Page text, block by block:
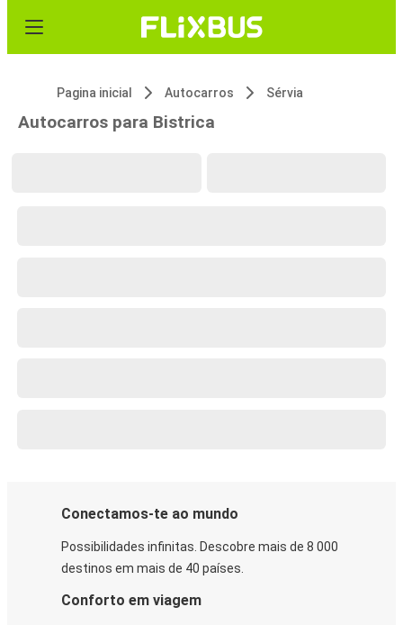
Pagina inicial Autocarros Sérvia
Autocarros para Bistrica
Conectamos-te ao mundo
Possibilidades infinitas. Descobre mais de 8 000
destinos em mais de 40 países.
Conforto em viagem